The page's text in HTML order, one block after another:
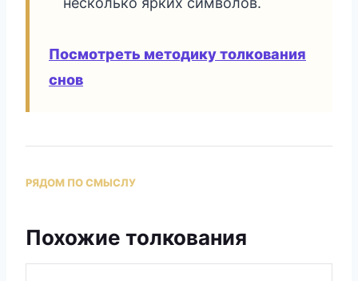
Посмотреть методику толкования
снов
РЯДОМ ПО СМЫСЛУ
Похожие толкования